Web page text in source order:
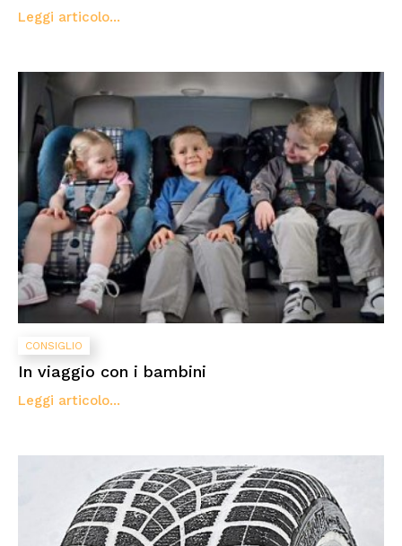
Leggi articolo...
CONSIGLIO
In viaggio con i bambini
Leggi articolo...